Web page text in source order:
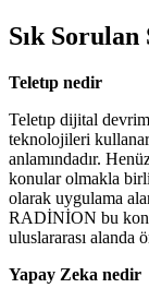
Sık
Teletıp nedir
Teletıp dijital
teknolojileri
anlamındadır.
konular olmakla
olarak uygulama
RADİNİON bu
uluslararası alanda
Yapay Zeka nedir